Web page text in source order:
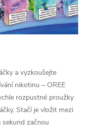
a vyzkoušejte
nikotinu – OREE
rozpustné proužky
Stačí je vložit mezi
sekund začnou